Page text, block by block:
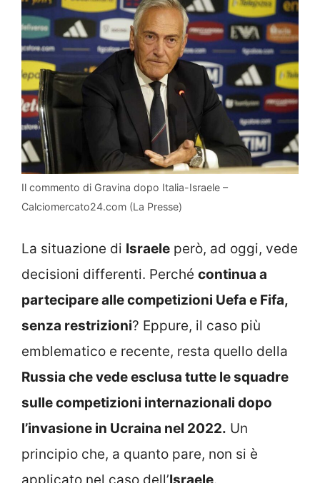
Il commento di Gravina dopo Italia-Israele –
Calciomercato24.com (La Presse)
La situazione di Israele però, ad oggi, vede
decisioni differenti. Perché continua a
partecipare alle competizioni Uefa e Fifa,
senza restrizioni? Eppure, il caso più
emblematico e recente, resta quello della
Russia che vede esclusa tutte le squadre
sulle competizioni internazionali dopo
l’invasione in Ucraina nel 2022. Un
principio che, a quanto pare, non si è